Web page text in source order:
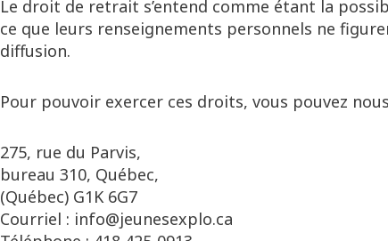
Le droit de retrait s’entend comme étant la
ce que leurs renseignements personnels ne
diffusion.
Pour pouvoir exercer ces droits, vous pouvez
275, rue du Parvis,
bureau 310, Québec,
(Québec) G1K 6G7
Courriel : info@jeunesexplo.ca